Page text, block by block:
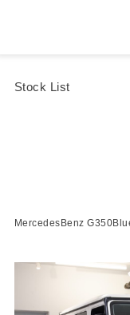
Stock List
MercedesBenz